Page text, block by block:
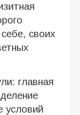
своих
главная
условий